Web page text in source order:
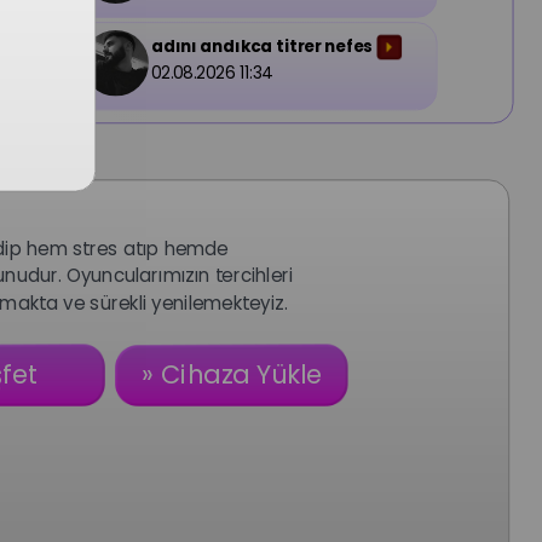
adını andıkca titrer nefes
im
02.08.2026 11:34
hem stres atıp hemde
Oyuncularımızın tercihleri
ve sürekli yenilemekteyiz.
» Cihaza Yükle